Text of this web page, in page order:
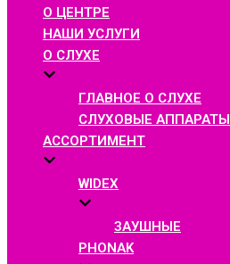
О ЦЕНТРЕ
НАШИ УСЛУГИ
О СЛУХЕ
ГЛАВНОЕ О СЛУХЕ
СЛУХОВЫЕ АППАРАТЫ
АССОРТИМЕНТ
WIDEX
ЗАУШНЫЕ
PHONAK